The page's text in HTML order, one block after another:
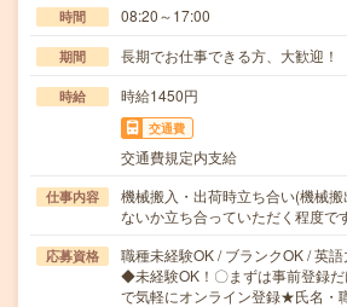
時間 08:20～17:00
期間 長期でお仕事できる方、大歓迎！
時給 時給1450円
交通費
交通費規定内支給
仕事内容
機械搬入・出荷時立ち合い(機械
ないか立ち合っていただく程度
応募資格
職種未経験OK / ブランクOK / 英
◆未経験OK！〇まずは事前登録
で気軽にオンライン登録★氏名・